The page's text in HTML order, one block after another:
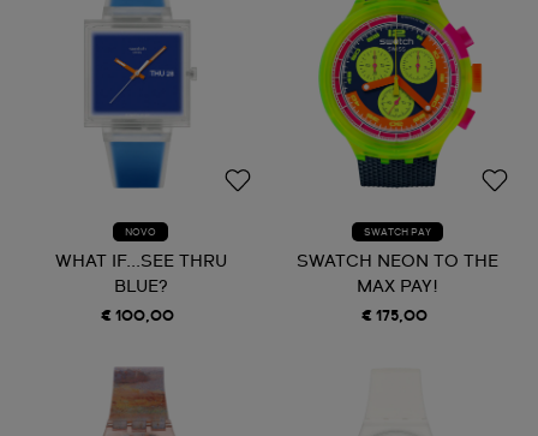
NOVO
WHAT IF...SEE THRU
BLUE?
€ 100,00
SWATCH PAY
SWATCH NEON TO THE
MAX PAY!
€ 175,00